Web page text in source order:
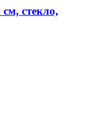
стекло,